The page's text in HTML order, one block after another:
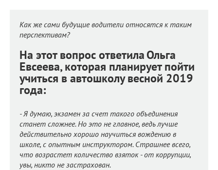
Как же сами будущие водители относятся к таким
перспективам?
На этот вопрос ответилаОльга
Евсеева, которая планирует пойти
учиться в автошколу весной 2019
года:
- Я думаю, экзамен за счет такого объединения
станет сложнее. Но это не главное, ведь лучше
действительно хорошо научиться вождению в
школе, с опытным инструктором. Страшнее всего,
что возрастет количество взяток - от коррупции,
увы, никто не застрахован.